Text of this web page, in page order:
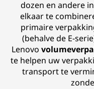
dozen en andere
elkaar te
primaire
(behalve de E-
Lenovo
te helpen uw
transport te